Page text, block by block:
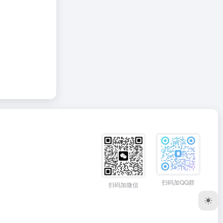
扫码加微信 扫码加QQ群